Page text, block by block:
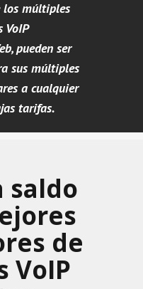
los múltiples
VoIP
pueden ser
sus múltiples
a cualquier
tarifas.
saldo
de
VoIP